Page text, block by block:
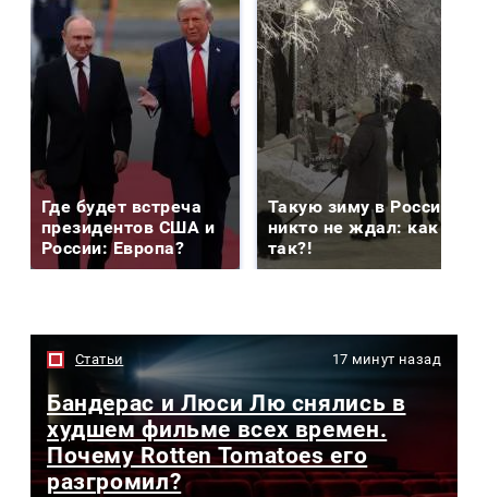
Где будет встреча
президентов США и
России: Европа?
Такую зиму в России
никто не ждал: как
так?!
Статьи 17 минут назад
Бандерас и Люси Лю снялись в
худшем фильме всех времен.
Почему Rotten Tomatoes его
разгромил?